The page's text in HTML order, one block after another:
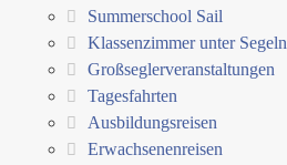
Summerschool Sail
Klassenzimmer unter Segeln
Großseglerveranstaltungen
Tagesfahrten
Ausbildungsreisen
Erwachsenenreisen